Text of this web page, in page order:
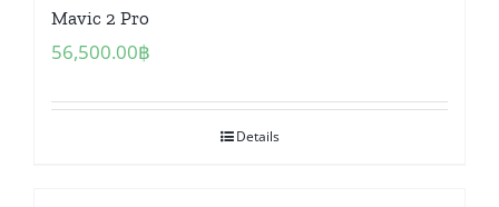
Mavic 2 Pro
56,500.00฿
Details